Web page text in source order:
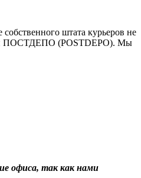
штата курьеров не
ПОСТДЕПО (POSTDEPO). Мы
офиса, так как нами